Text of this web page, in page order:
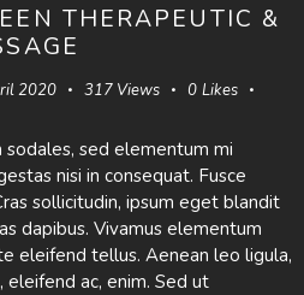
THERAPEUTIC &
2020 317 Views 0 Likes
sodales, sed elementum mi
nisi in consequat. Fusce
sollicitudin, ipsum eget blandit
dapibus. Vivamus elementum
eleifend tellus. Aenean leo ligula,
ac, enim. Sed ut